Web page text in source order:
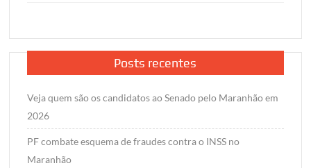
Posts recentes
Veja quem são os candidatos ao Senado pelo Maranhão em
2026
PF combate esquema de fraudes contra o INSS no
Maranhão